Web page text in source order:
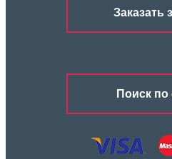
Заказать
Поиск по